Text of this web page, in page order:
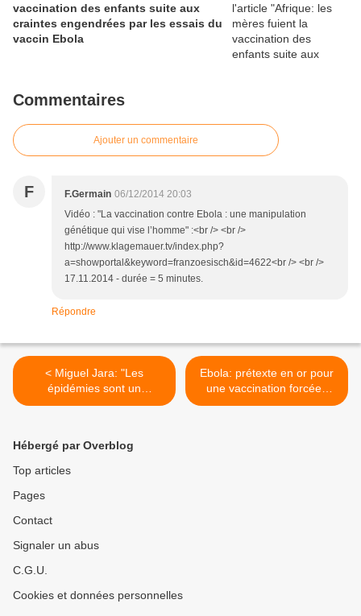
vaccination des enfants suite aux
craintes engendrées par les essais du
vaccin Ebola
Commentaires
Ajouter un commentaire
F F.Germain 06/12/2014 20:03
Vidéo : "La vaccination contre Ebola : une manipulation
génétique qui vise l’homme" :<br /> <br />
http://www.klagemauer.tv/index.php?
a=showportal&keyword=franzoesisch&id=4622<br /> <br />
17.11.2014 - durée = 5 minutes.
Répondre
< Miguel Jara: "Les
épidémies sont un
commerce sous l'impulsion
Ebola: prétexte en or pour
une vaccination forcée?
Enquête... >
Hébergé par Overblog
Top articles
Pages
Contact
Signaler un abus
C.G.U.
Cookies et données personnelles